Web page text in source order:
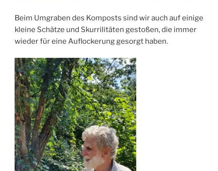
Beim Umgraben des Komposts sind wir auch auf einige
kleine Schätze und Skurrilitäten gestoßen, die immer
wieder für eine Auflockerung gesorgt haben.